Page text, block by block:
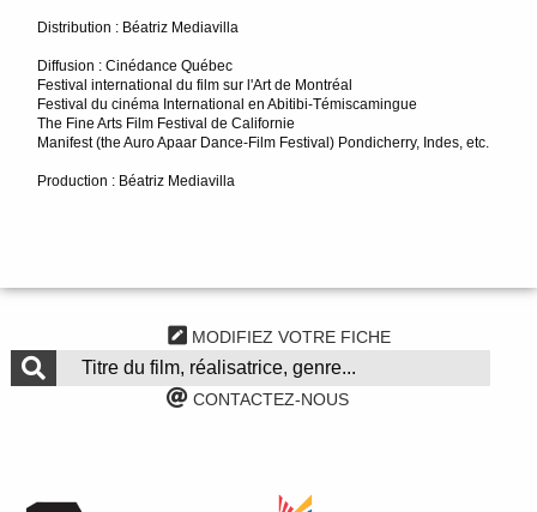
Distribution : Béatriz Mediavilla
Diffusion : Cinédance Québec
Festival international du film sur l'Art de Montréal
Festival du cinéma International en Abitibi-Témiscamingue
The Fine Arts Film Festival de Californie
Manifest (the Auro Apaar Dance-Film Festival) Pondicherry, Indes, etc.
Production : Béatriz Mediavilla
MODIFIEZ VOTRE FICHE
CONTACTEZ-NOUS